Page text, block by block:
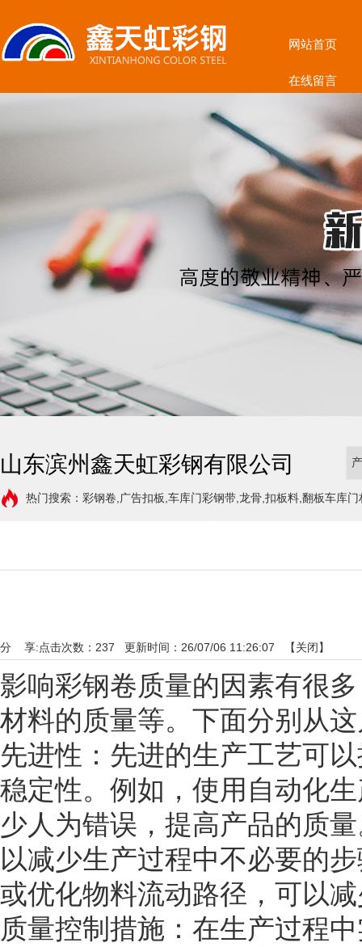
网站首页
在线留言
山东滨州鑫天虹彩钢有限公司
热门搜索：彩钢卷,广告扣板,车库门彩钢带,龙骨,扣板料,翻板车库
点击次数： 237 更新时间：26/07/06 11:26:07 【关闭】
分 享:
影响彩钢卷质量的因素有很
材料的质量等。下面分别从
先进性：先进的生产工艺可
稳定性。例如，使用自动化
少人为错误，提高产品的质
以减少生产过程中不必要的
或优化物料流动路径，可以
质量控制措施：在生产过程